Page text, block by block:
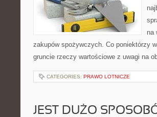
na
zakupów spożywczych. Co poniektórzy
gruncie rzeczy wartościowe z uwagi na
CATEGORIES: PRAWO LOTNICZE
JEST DUŻO